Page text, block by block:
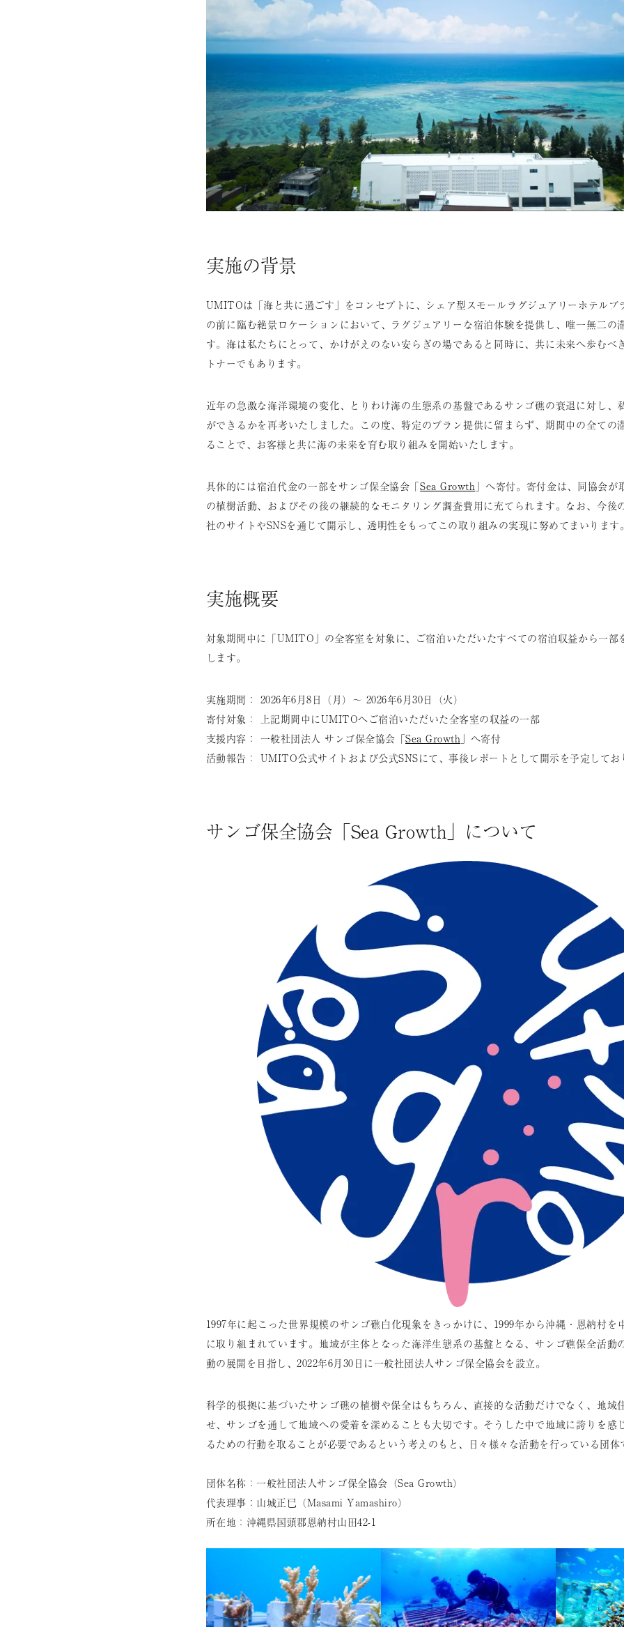
実施の背景
UMITOは「海と共に過ごす」をコンセプトに、シェア型スモールラグジュアリーホテルブ
の前に臨む絶景ロケーションにおいて、ラグジュアリーな宿泊体験を提供し、唯一無二の
す。海は私たちにとって、かけがえのない安らぎの場であると同時に、共に未来へ歩むべ
トナーでもあります。
近年の急激な海洋環境の変化、とりわけ海の生態系の基盤であるサンゴ礁の衰退に対し、
ができるかを再考いたしました。この度、特定のプラン提供に留まらず、期間中の全ての
ることで、お客様と共に海の未来を育む取り組みを開始いたします。
具体的には宿泊代金の一部をサンゴ保全協会「Sea Growth 」へ寄付。寄付金は、同協会
の植樹活動、およびその後の継続的なモニタリング調査費用に充てられます。なお、今後
社のサイトやSNSを通じて開示し、透明性をもってこの取り組みの実現に努めてまいります
実施概要
対象期間中に「UMITO」の全客室を対象に、ご宿泊いただいたすべての宿泊収益から一部
します。
実施期間： 2026年6月8日（月）～ 2026年6月30日（火）
寄付対象： 上記期間中にUMITOへご宿泊いただいた全客室の収益の一部
支援内容： 一般社団法人 サンゴ保全協会「Sea Growth 」へ寄付
活動報告： UMITO公式サイトおよび公式SNSにて、事後レポートとして開示を予定してお
サンゴ保全協会「Sea Growth」について
1997年に起こった世界規模のサンゴ礁⽩化現象をきっかけに、1999年から沖縄・恩納村を
に取り組まれています。地域が主体となった海洋生態系の基盤となる、サンゴ礁保全活動
動の展開を⽬指し、2022年6⽉30⽇に⼀般社団法⼈サンゴ保全協会を設立。
科学的根拠に基づいたサンゴ礁の植樹や保全はもちろん、直接的な活動だけでなく、地域
せ、サンゴを通して地域への愛着を深めることも大切です。そうした中で地域に誇りを感
るための⾏動を取ることが必要であるという考えのもと、日々様々な活動を行っている団体
団体名称：一般社団法人サンゴ保全協会（Sea Growth）
代表理事：山城正已（Masami Yamashiro）
所在地：沖縄県国頭郡恩納村山田42-1